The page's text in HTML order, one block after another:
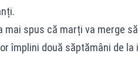
mai spus că marți va merge
împlini două săptămâni de